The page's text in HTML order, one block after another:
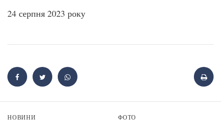
24 серпня 2023 року
НОВИНИ ФОТО